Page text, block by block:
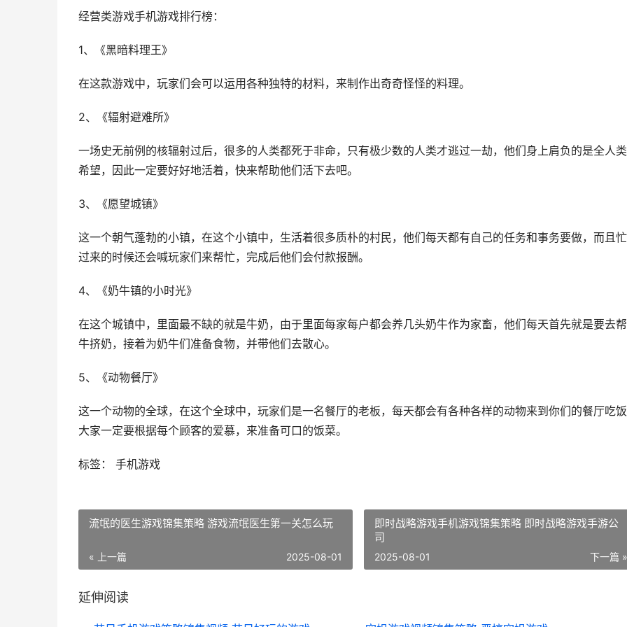
经营类游戏手机游戏排行榜：
1、《黑暗料理王》
在这款游戏中，玩家们会可以运用各种独特的材料，来制作出奇奇怪怪的料理。
2、《辐射避难所》
一场史无前例的核辐射过后，很多的人类都死于非命，只有极少数的人类才逃过一劫，他们身上肩负的是全人
希望，因此一定要好好地活着，快来帮助他们活下去吧。
3、《愿望城镇》
这一个朝气蓬勃的小镇，在这个小镇中，生活着很多质朴的村民，他们每天都有自己的任务和事务要做，而且
过来的时候还会喊玩家们来帮忙，完成后他们会付款报酬。
4、《奶牛镇的小时光》
在这个城镇中，里面最不缺的就是牛奶，由于里面每家每户都会养几头奶牛作为家畜，他们每天首先就是要去
牛挤奶，接着为奶牛们准备食物，并带他们去散心。
5、《动物餐厅》
这一个动物的全球，在这个全球中，玩家们是一名餐厅的老板，每天都会有各种各样的动物来到你们的餐厅吃
大家一定要根据每个顾客的爱慕，来准备可口的饭菜。
标签： 手机游戏
流氓的医生游戏锦集策略 游戏流氓医生第一关怎么玩
« 上一篇 2025-08-01
即时战略游戏手机游戏锦集策略 即时战略游戏手游公
司
下一篇 »
2025-08-01
延伸阅读